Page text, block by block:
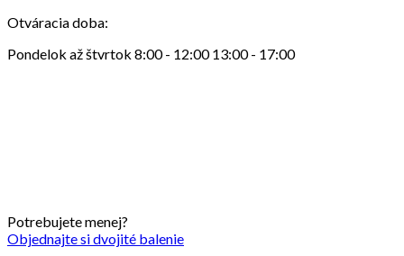
Otváracia doba:
Pondelok až štvrtok 8:00 - 12:00 13:00 - 17:00
Potrebujete menej?
Objednajte si dvojité balenie